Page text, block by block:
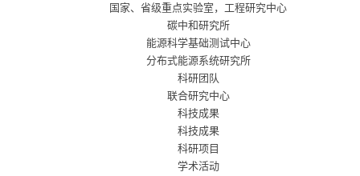
国家、省级重点实验室，工程研究中心
碳中和研究所
能源科学基础测试中心
分布式能源系统研究所
科研团队
联合研究中心
科技成果
科技成果
科研项目
学术活动